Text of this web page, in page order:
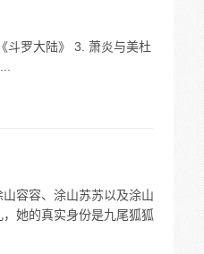
斗罗大陆》 3. 萧炎与美杜
容容、涂山苏苏以及涂山
她的真实身份是九尾狐狐